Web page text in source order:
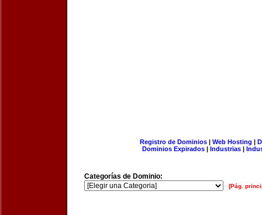
Registro de Dominios| Web Hosting |
Dominios Expirados | Industrias |
Categorías de Dominio:
[Pág.